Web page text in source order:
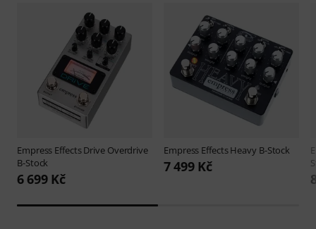
Empress EffectsDrive Overdrive
B-Stock
6 699 Kč
Empress EffectsHeavy B-Stock
7 499 Kč